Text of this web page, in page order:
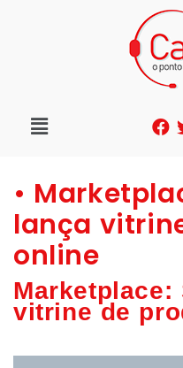
•
lança
online
Marketplace:
vitrine de